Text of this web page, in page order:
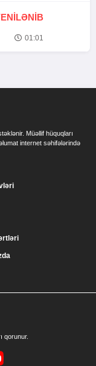
01:01
Müəllif hüquqları
internet səhifələrində
qorunur.